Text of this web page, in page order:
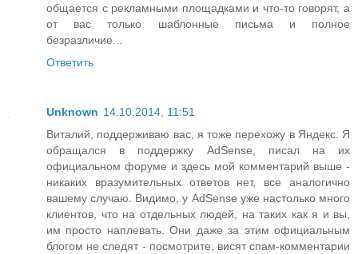
общается с рекламными площадками и что-то говорят, а
от вас только шаблонные письма и полное
безразличие...
Ответить
Unknown 14.10.2014, 11:51
Виталий, поддерживаю вас, я тоже перехожу в Яндекс. Я
обращался в поддержку AdSense, писал на их
официальном форуме и здесь мой комментарий выше -
никаких вразумительных ответов нет, все аналогично
вашему случаю. Видимо, у AdSense уже настолько много
клиентов, что на отдельных людей, на таких как я и вы,
им просто наплевать. Они даже за этим официальным
блогом не следят - посмотрите, висят спам-комментарии